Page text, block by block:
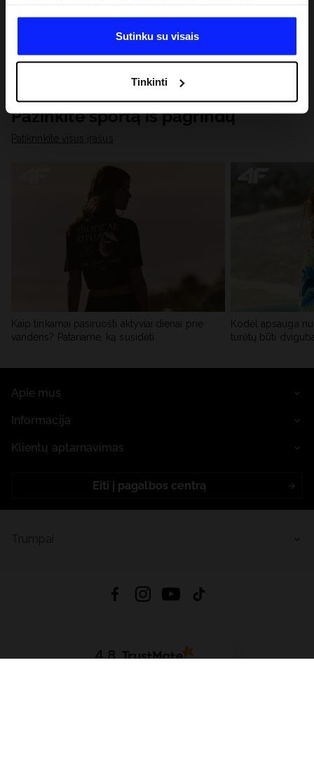
duomenimis, kuriuos jie gauna, kai naudojatės jų
paslaugomis. Gavus Jūsų leidimą, mes galime perduoti
Jūsų asmeninę informaciją savo partneriams, siekdami
analitinius tyrimus, pritaikyti turinį ir tobulinti mūsų
partnerių siūlomus sprendimus (pvz., socialinius tinklus).
Išsamią informaciją rasite mūsų Privatumo politikoje ir
skiltyje „Išsami informacija“.
Sutinku su visais
Tinkinti
Pažinkite sportą iš pagrindų
Patikrinkite visus įrašus
Kaip tinkamai pasiruošti aktyviai dienai prie
vandens? Patariame, ką susidėti
Kodėl apsauga
turėtų būti
Apie mus
Informacija
Klientų aptarnavimas
Eiti į pagalbos centrą
4.8